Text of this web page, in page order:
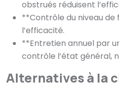
obstrués réduisent
**Contrôle du niveau de
l’efficacité.
**Entretien annuel par
contrôle l’état général,
Alternatives à la